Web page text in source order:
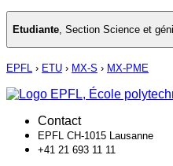
Etudiante, Section Science et
EPFL › ETU › MX-S › MX-PME
Contact
EPFL CH-1015 Lausanne
+41 21 693 11 11